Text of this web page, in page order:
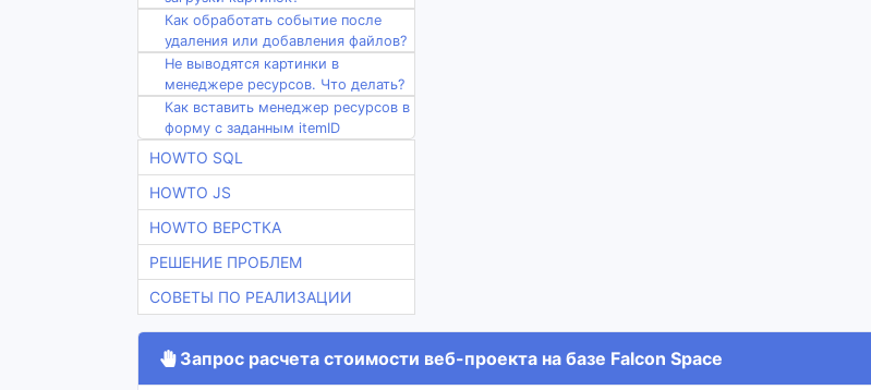
Как обработать событие после
удаления или добавления файлов?
Не выводятся картинки в
менеджере ресурсов. Что делать?
Как вставить менеджер ресурсов в
форму с заданным itemID
HOWTO SQL
HOWTO JS
HOWTO ВЕРСТКА
РЕШЕНИЕ ПРОБЛЕМ
СОВЕТЫ ПО РЕАЛИЗАЦИИ
Запрос расчета стоимости веб-проекта на базе Falcon Space